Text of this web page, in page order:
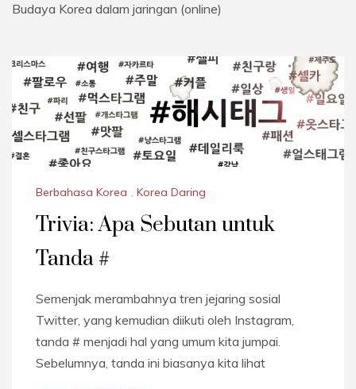
Budaya Korea dalam jaringan (online)
Berbahasa Korea , Korea Daring
Trivia: Apa Sebutan untuk
Tanda #
Semenjak merambahnya tren jejaring sosial
Twitter, yang kemudian diikuti oleh Instagram,
tanda # menjadi hal yang umum kita jumpai.
Sebelumnya, tanda ini biasanya kita lihat